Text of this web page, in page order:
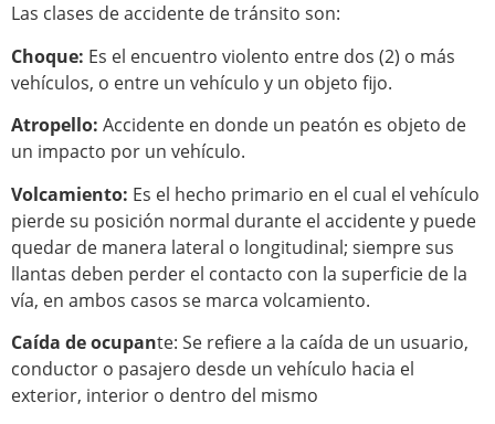
Las clases de accidente de tránsito son:
Choque: Es el encuentro violento entre dos (2) o más
vehículos, o entre un vehículo y un objeto fijo.
Atropello: Accidente en donde un peatón es objeto de
un impacto por un vehículo.
Volcamiento: Es el hecho primario en el cual el vehículo
pierde su posición normal durante el accidente y puede
quedar de manera lateral o longitudinal; siempre sus
llantas deben perder el contacto con la superficie de la
vía, en ambos casos se marca volcamiento.
Caída de ocupante: Se refiere a la caída de un usuario,
conductor o pasajero desde un vehículo hacia el
exterior, interior o dentro del mismo